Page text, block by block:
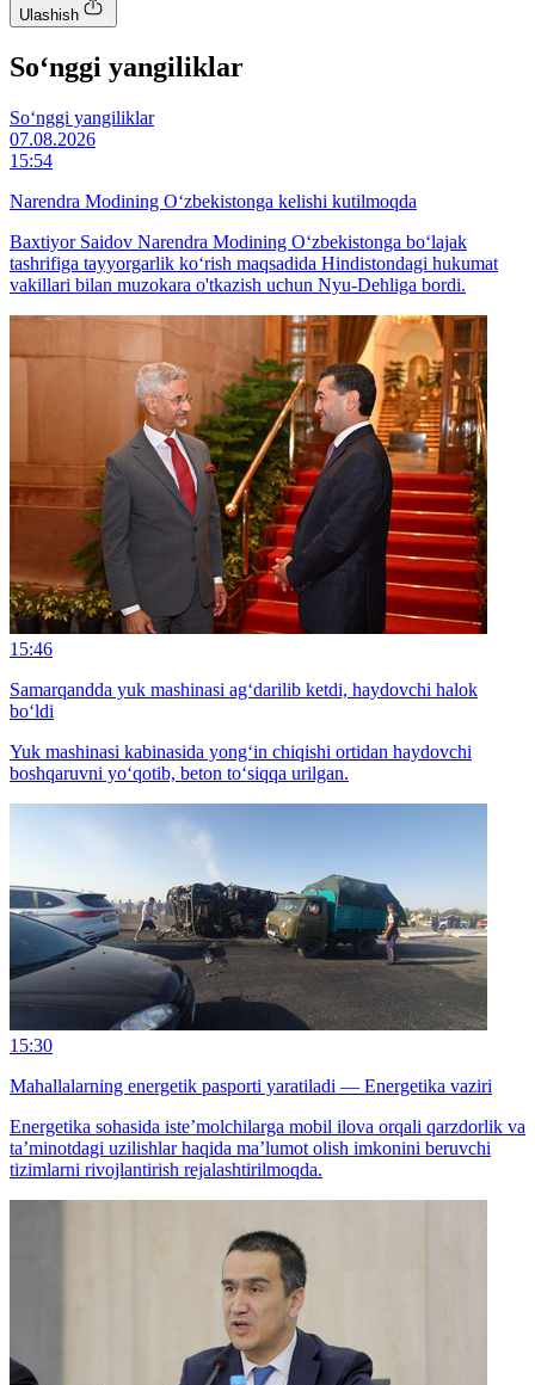
Ulashish
So‘nggi yangiliklar
So‘nggi yangiliklar
07.08.2026
15:54
Narendra Modining O‘zbekistonga kelishi kutilmoqda
Baxtiyor Saidov Narendra Modining O‘zbekistonga bo‘lajak
tashrifiga tayyorgarlik ko‘rish maqsadida Hindistondagi hukumat
vakillari bilan muzokara o'tkazish uchun Nyu-Dehliga bordi.
15:46
Samarqandda yuk mashinasi ag‘darilib ketdi, haydovchi halok
bo‘ldi
Yuk mashinasi kabinasida yong‘in chiqishi ortidan haydovchi
boshqaruvni yo‘qotib, beton to‘siqqa urilgan.
15:30
Mahallalarning energetik pasporti yaratiladi — Energetika vaziri
Energetika sohasida iste’molchilarga mobil ilova orqali qarzdorlik va
ta’minotdagi uzilishlar haqida ma’lumot olish imkonini beruvchi
tizimlarni rivojlantirish rejalashtirilmoqda.